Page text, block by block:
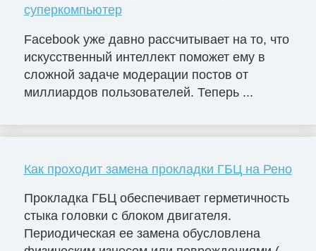
суперкомпьютер
Facebook уже давно рассчитывает на то, что
искусственный интеллект поможет ему в
сложной задаче модерации постов от
миллиардов пользователей. Теперь ...
Как проходит замена прокладки ГБЦ на Рено
Прокладка ГБЦ обеспечивает герметичность
стыка головки с блоком двигателя.
Периодическая ее замена обусловлена